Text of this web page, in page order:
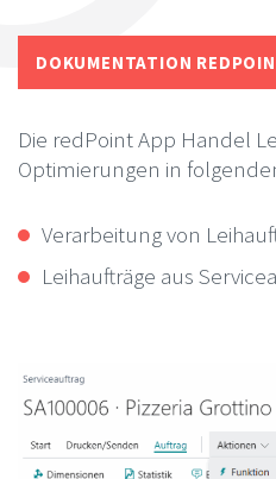
DOKUMENTATION
Die redPoint App Handel
Optimierungen in
Verarbeitung von
Leihaufträge aus